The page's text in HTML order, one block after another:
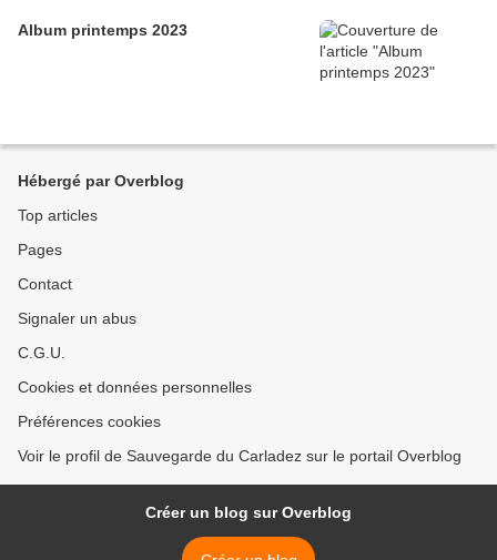
Album printemps 2023
Hébergé par Overblog
Top articles
Pages
Contact
Signaler un abus
C.G.U.
Cookies et données personnelles
Préférences cookies
Voir le profil de Sauvegarde du Carladez sur le portail Overblog
Créer un blog sur Overblog